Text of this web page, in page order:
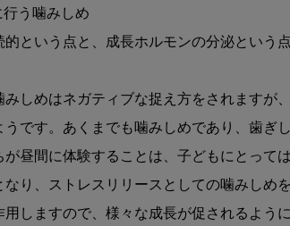
う噛みしめ
的という点と、成長ホルモンの分泌とい
みしめはネガティブな捉え方をされますが
うです。あくまでも噛みしめであり、歯ぎ
が昼間に体験することは、子どもにとって
なり、ストレスリリースとしての噛みしめ
用しますので、様々な成長が促されるよう